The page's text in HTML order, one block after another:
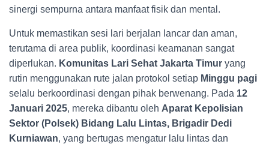
sinergi sempurna antara manfaat fisik dan mental.
Untuk memastikan sesi lari berjalan lancar dan aman,
terutama di area publik, koordinasi keamanan sangat
diperlukan. Komunitas Lari Sehat Jakarta Timur yang
rutin menggunakan rute jalan protokol setiap Minggu pagi
selalu berkoordinasi dengan pihak berwenang. Pada 12
Januari 2025, mereka dibantu oleh Aparat Kepolisian
Sektor (Polsek) Bidang Lalu Lintas, Brigadir Dedi
Kurniawan, yang bertugas mengatur lalu lintas dan